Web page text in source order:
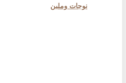
نوجات وملبن